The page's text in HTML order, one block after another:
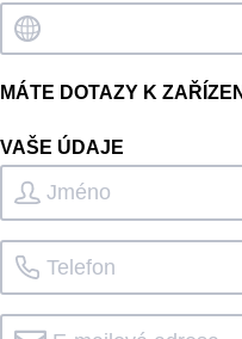
MÁTE DOTAZY K
VAŠE ÚDAJE